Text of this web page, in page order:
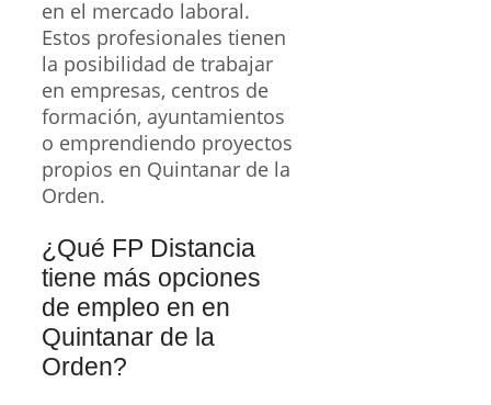
en el mercado laboral.
Estos profesionales tienen
la posibilidad de trabajar
en empresas, centros de
formación, ayuntamientos
o emprendiendo proyectos
propios en Quintanar de la
Orden.
¿Qué FP Distancia
tiene más opciones
de empleo en en
Quintanar de la
Orden?